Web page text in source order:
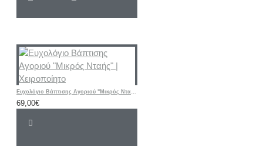
Ευχολόγιο Βάπτισης Αγοριού "Μικρός Νταής" | Χειροποίητο
69,00€